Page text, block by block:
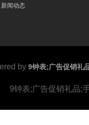
新闻动态
by 9钟表;广告促销礼
9钟表;广告促销礼品;